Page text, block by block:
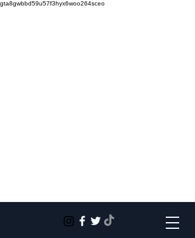
gta8gwbbd59u57f3hyx6woo264sceo